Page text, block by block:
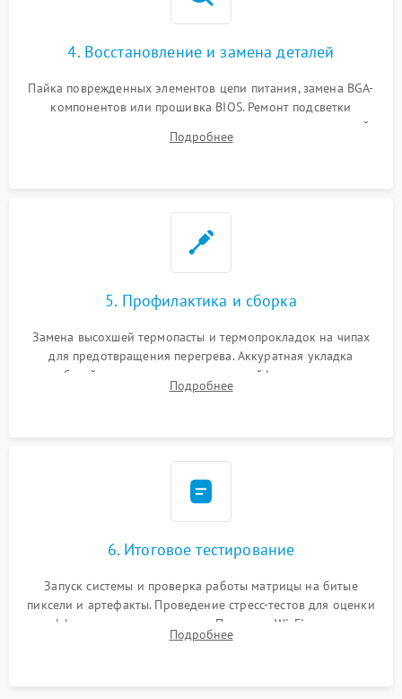
4. Восстановление и замена деталей
Пайка поврежденных элементов цепи питания, замена BGA-
компонентов или прошивка BIOS. Ремонт подсветки
матрицы, замена неисправного накопителя на скоростной
SSD или установка новых модулей памяти.
Подробнее
5. Профилактика и сборка
Замена высохшей термопасты и термопрокладок на чипах
для предотвращения перегрева. Аккуратная укладка
кабелей, подключение хрупких шлейфов матрицы и
надежная фиксация всех элементов внутри корпуса
Подробнее
6. Итоговое тестирование
Запуск системы и проверка работы матрицы на битые
пиксели и артефакты. Проведение стресс-тестов для оценки
эффективности охлаждения. Проверка Wi-Fi, камеры,
микрофона и всех портов перед выдачей устройства.
Подробнее